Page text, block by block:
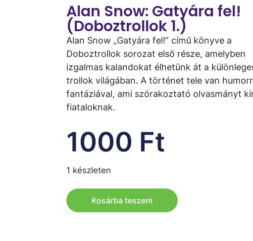
Alan Snow: Gatyára ​fel!
(Doboztrollok 1.)
Alan Snow „Gatyára fel!” című könyve a
Doboztrollok sorozat első része, amelyben
izgalmas kalandokat élhetünk át a
trollok világában. A történet tele van
fantáziával, ami szórakoztató olvasmányt
fiataloknak.
1000 Ft
1 készleten
Kosárba teszem